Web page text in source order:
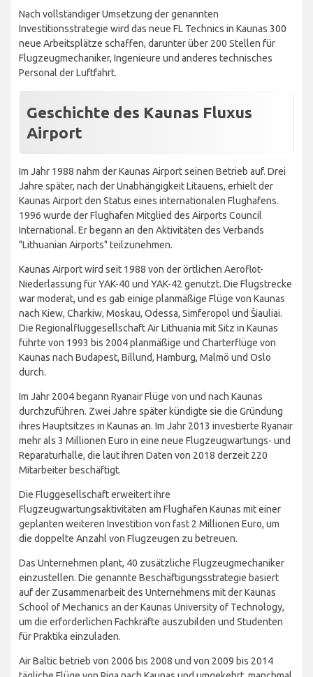
Nach vollständiger Umsetzung der genannten
Investitionsstrategie wird das neue FL Technics in Kaunas 300
neue Arbeitsplätze schaffen, darunter über 200 Stellen für
Flugzeugmechaniker, Ingenieure und anderes technisches
Personal der Luftfahrt.
Geschichte des Kaunas Fluxus
Airport
Im Jahr 1988 nahm der Kaunas Airport seinen Betrieb auf. Drei
Jahre später, nach der Unabhängigkeit Litauens, erhielt der
Kaunas Airport den Status eines internationalen Flughafens.
1996 wurde der Flughafen Mitglied des Airports Council
International. Er begann an den Aktivitäten des Verbands
"Lithuanian Airports" teilzunehmen.
Kaunas Airport wird seit 1988 von der örtlichen Aeroflot-
Niederlassung für YAK-40 und YAK-42 genutzt. Die Flugstrecke
war moderat, und es gab einige planmäßige Flüge von Kaunas
nach Kiew, Charkiw, Moskau, Odessa, Simferopol und Šiauliai.
Die Regionalfluggesellschaft Air Lithuania mit Sitz in Kaunas
führte von 1993 bis 2004 planmäßige und Charterflüge von
Kaunas nach Budapest, Billund, Hamburg, Malmö und Oslo
durch.
Im Jahr 2004 begann Ryanair Flüge von und nach Kaunas
durchzuführen. Zwei Jahre später kündigte sie die Gründung
ihres Hauptsitzes in Kaunas an. Im Jahr 2013 investierte Ryanair
mehr als 3 Millionen Euro in eine neue Flugzeugwartungs- und
Reparaturhalle, die laut ihren Daten von 2018 derzeit 220
Mitarbeiter beschäftigt.
Die Fluggesellschaft erweitert ihre
Flugzeugwartungsaktivitäten am Flughafen Kaunas mit einer
geplanten weiteren Investition von fast 2 Millionen Euro, um
die doppelte Anzahl von Flugzeugen zu betreuen.
Das Unternehmen plant, 40 zusätzliche Flugzeugmechaniker
einzustellen. Die genannte Beschäftigungsstrategie basiert
auf der Zusammenarbeit des Unternehmens mit der Kaunas
School of Mechanics an der Kaunas University of Technology,
um die erforderlichen Fachkräfte auszubilden und Studenten
für Praktika einzuladen.
Air Baltic betrieb von 2006 bis 2008 und von 2009 bis 2014